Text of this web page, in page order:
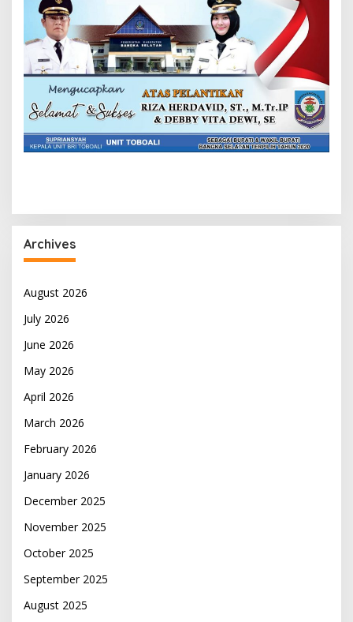
Archives
August 2026
July 2026
June 2026
May 2026
April 2026
March 2026
February 2026
January 2026
December 2025
November 2025
October 2025
September 2025
August 2025